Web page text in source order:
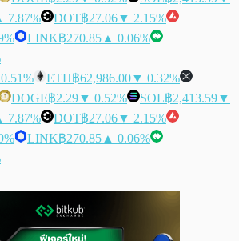
7.87% DOT฿27.06▼ 2.15%
LINK฿270.85 ▲ 0.06%
ETH฿62,986.00▼ 0.32%
DOGE฿2.29▼ 0.52% SOL฿2,413.59▼
7.87% DOT฿27.06▼ 2.15%
LINK฿270.85 ▲ 0.06%